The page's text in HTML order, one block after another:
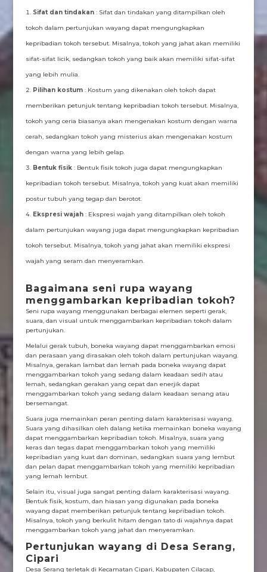
Sifat dan tindakan : Sifat dan tindakan yang ditampilkan oleh
tokoh dalam pertunjukan wayang dapat mengungkapkan
kepribadian tokoh tersebut. Misalnya, tokoh yang jahat akan memiliki
sifat-sifat licik, sedangkan tokoh yang baik akan memiliki sifat-sifat
yang lebih mulia.
Pilihan kostum : Kostum yang dikenakan oleh tokoh dapat
memberikan petunjuk tentang kepribadian tokoh tersebut. Misalnya,
tokoh yang ceria biasanya akan mengenakan kostum dengan warna
cerah, sedangkan tokoh yang misterius akan mengenakan kostum
dengan warna yang lebih gelap.
Bentuk fisik : Bentuk fisik tokoh juga dapat mengungkapkan
kepribadian tokoh tersebut. Misalnya, tokoh yang kuat akan memiliki
postur tubuh yang tegap dan berotot.
Ekspresi wajah : Ekspresi wajah yang ditampilkan oleh tokoh
dalam pertunjukan wayang juga dapat mengungkapkan kepribadian
tokoh tersebut. Misalnya, tokoh yang jahat akan memiliki ekspresi
wajah yang seram dan menyeramkan.
Bagaimana seni rupa wayang
menggambarkan kepribadian tokoh?
Seni rupa wayang menggunakan berbagai elemen seperti gerak,
suara, dan visual untuk menggambarkan kepribadian tokoh dalam
pertunjukan.
Melalui gerak tubuh, boneka wayang dapat menggambarkan emosi
dan perasaan yang dirasakan oleh tokoh dalam pertunjukan wayang.
Misalnya, gerakan lambat dan lemah pada boneka wayang dapat
menggambarkan tokoh yang sedang dalam keadaan sedih atau
lemah, sedangkan gerakan yang cepat dan enerjik dapat
menggambarkan tokoh yang sedang dalam keadaan senang atau
bersemangat.
Suara juga memainkan peran penting dalam karakterisasi wayang.
Suara yang dihasilkan oleh dalang ketika memainkan boneka wayang
dapat menggambarkan kepribadian tokoh. Misalnya, suara yang
keras dan tegas dapat menggambarkan tokoh yang memiliki
kepribadian yang kuat dan dominan, sedangkan suara yang lembut
dan pelan dapat menggambarkan tokoh yang memiliki kepribadian
yang lemah lembut.
Selain itu, visual juga sangat penting dalam karakterisasi wayang.
Bentuk fisik, kostum, dan hiasan yang digunakan pada boneka
wayang dapat memberikan petunjuk tentang kepribadian tokoh.
Misalnya, tokoh yang berkulit hitam dengan tato di wajahnya dapat
menggambarkan tokoh yang jahat dan menyeramkan.
Pertunjukan wayang di Desa Serang,
Cipari
Desa Serang terletak di Kecamatan Cipari, Kabupaten Cilacap,